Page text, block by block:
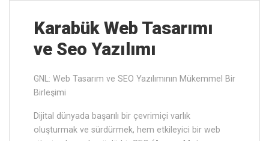
Karabük ‎Web Tasarımı
ve Seo Yazılımı
GNL: Web Tasarım ve SEO Yazılımının Mükemmel Bir
Birleşimi
Dijital dünyada başarılı bir çevrimiçi varlık
oluşturmak ve sürdürmek, hem etkileyici bir web